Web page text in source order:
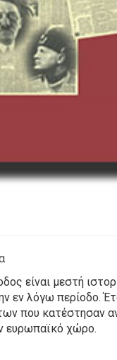
είναι μεστή
εν λόγω περίοδο.
που κατέστησαν
ευρωπαϊκό χώρο.